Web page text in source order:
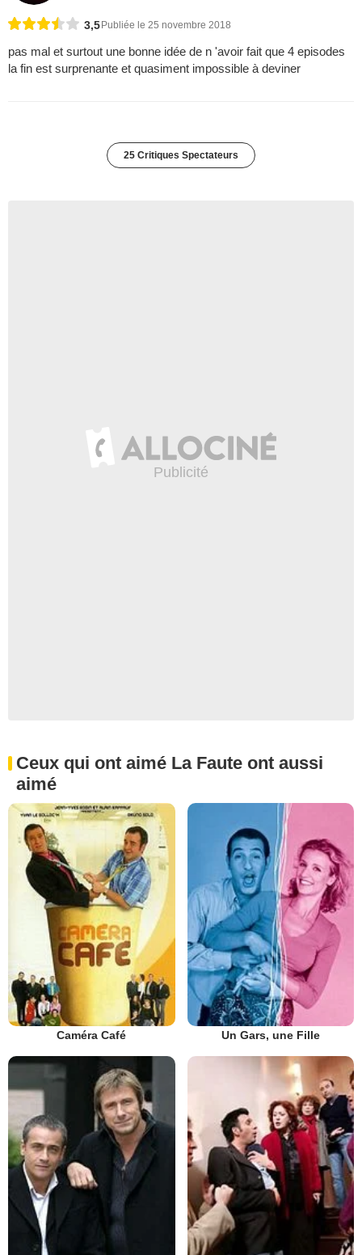
3,5 Publiée le 25 novembre 2018
pas mal et surtout une bonne idée de n 'avoir fait que 4 episodes
la fin est surprenante et quasiment impossible à deviner
25 Critiques Spectateurs
Ceux qui ont aimé La Faute ont aussi
aimé
Caméra Café Un Gars, une Fille